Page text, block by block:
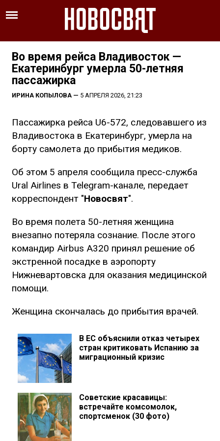
Во время рейса Владивосток —
Екатеринбург умерла 50-летняя
пассажирка
ИРИНА КОПЫЛОВА — 5 АПРЕЛЯ 2026, 21:23
Пассажирка рейса U6-572, следовавшего из
Владивостока в Екатеринбург, умерла на
борту самолета до прибытия медиков.
Об этом 5 апреля сообщила пресс-служба
Ural Airlines в Telegram-канале, передает
корреспондент "Новосвят".
Во время полета 50-летняя женщина
внезапно потеряла сознание. После этого
командир Airbus A320 принял решение об
экстренной посадке в аэропорту
Нижневартовска для оказания медицинской
помощи.
Женщина скончалась до прибытия врачей.
В ЕС объяснили отказ четырех
стран критиковать Испанию за
миграционный кризис
Советские красавицы:
встречайте комсомолок,
спортсменок (30 фото)